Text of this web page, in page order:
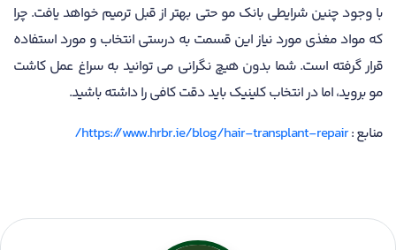
با وجود چنین شرایطی بانک مو حتی بهتر از قبل ترمیم خواهد یافت. چرا
که مواد مغذی مورد نیاز این قسمت به درستی انتخاب و مورد استفاده
قرار گرفته است. شما بدون هیچ نگرانی می توانید به سراغ عمل کاشت
مو بروید، اما در انتخاب کلینیک باید دقت کافی را داشته باشید.
منابع :https://www.hrbr.ie/blog/hair-transplant-repair/